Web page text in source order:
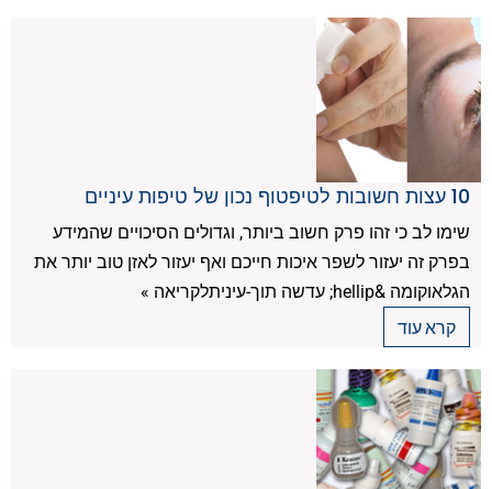
10 עצות חשובות לטיפטוף נכון של טיפות עיניים
שימו לב כי זהו פרק חשוב ביותר, וגדולים הסיכויים שהמידע
בפרק זה יעזור לשפר איכות חייכם ואף יעזור לאזן טוב יותר את
הגלאוקומה &hellip; עדשה תוך-עיניתלקריאה »
קרא עוד